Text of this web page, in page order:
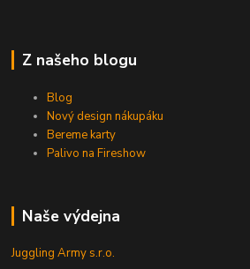
Z našeho blogu
Blog
Nový design nákupáku
Bereme karty
Palivo na Fireshow
Naše výdejna
Juggling Army s.r.o.